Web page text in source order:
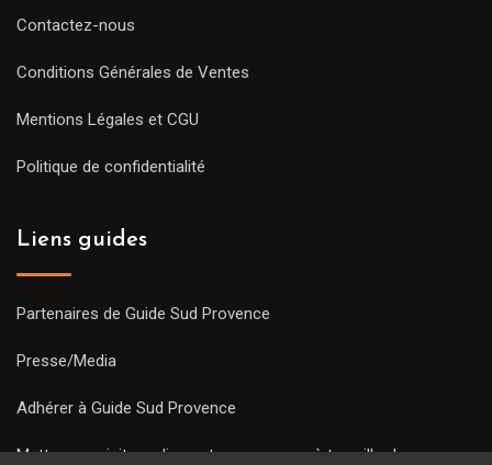
Contactez-nous
Conditions Générales de Ventes
Mentions Légales et CGU
Politique de confidentialité
Liens guides
Partenaires de Guide Sud Provence
Presse/Media
Adhérer à Guide Sud Provence
Mettre une visite en ligne et commencez à travailler !